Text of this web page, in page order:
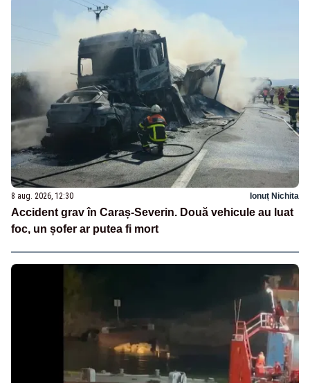
8 aug. 2026, 12:30 Ionuț Nichita
Accident grav în Caraș-Severin. Două vehicule au luat
foc, un șofer ar putea fi mort